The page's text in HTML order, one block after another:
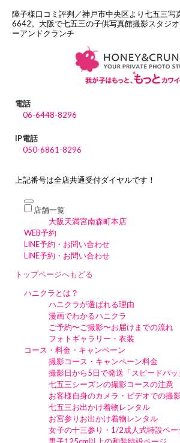
障子様口コミ評判／神戸市中央区より七五三写
6642。大阪で七五三の子供写真館撮影スタジオ
ーアンドクランチ
電話
06-6448-8296
IP電話
050-6861-8296
上記番号は全店共通受付ダイヤルです！
店舗一覧
大阪天満宮南森町本店
WEB予約
LINE予約・お問い合わせ
LINE予約・お問い合わせ
トップページへもどる
ハニクラとは？
ハニクラが選ばれる理由
漫画でわかるハニクラ
ご予約〜ご撮影〜お届けまでの流れ
フォトギャラリー・衣装
コース・料金・キャンペーン
撮影コース・キャンペーン料金
撮影日から5日で発送「スピードパ
七五三シーズンの撮影コースの注意
お客様自身のカメラ・ビデオでの撮
七五三お出かけ着物レンタル
お宮参りお出かけ着物レンタル
女子の十三参り・1/2成人式特設ペー